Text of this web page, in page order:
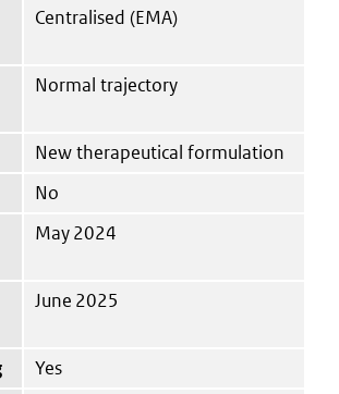
Centralised (EMA)
Normal trajectory
New therapeutical formulation
No
May 2024
June 2025
Yes